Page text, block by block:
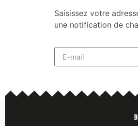
Saisissez votre
une notification de